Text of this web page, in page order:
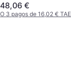
48,06 €
O 3 pagos de 16,02 €